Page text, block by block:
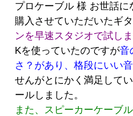
プロケーブル 様 お世話
購入させていただいたギ
ンを早速スタジオで試しま
Kを使っていたのですが音
さ？があり、格段にいい
せんがとにかく満足して
ールしました。
また、スピーカーケーブ